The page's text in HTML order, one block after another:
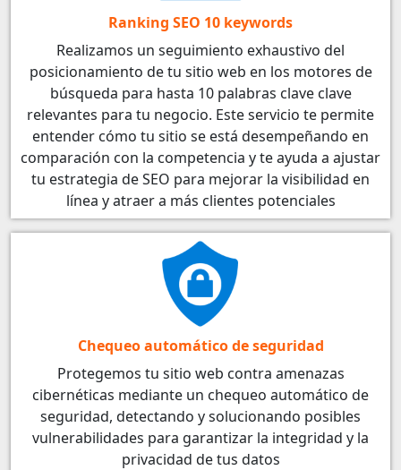
Ranking SEO 10 keywords
Realizamos un seguimiento exhaustivo del
posicionamiento de tu sitio web en los motores de
búsqueda para hasta 10 palabras clave clave
relevantes para tu negocio. Este servicio te permite
entender cómo tu sitio se está desempeñando en
comparación con la competencia y te ayuda a ajustar
tu estrategia de SEO para mejorar la visibilidad en
línea y atraer a más clientes potenciales
Chequeo automático de seguridad
Protegemos tu sitio web contra amenazas
cibernéticas mediante un chequeo automático de
seguridad, detectando y solucionando posibles
vulnerabilidades para garantizar la integridad y la
privacidad de tus datos